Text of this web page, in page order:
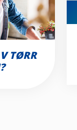
TØRR